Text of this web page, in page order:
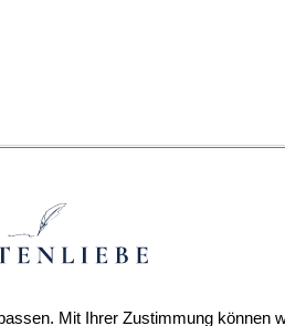
Mit Ihrer Zustimmung können